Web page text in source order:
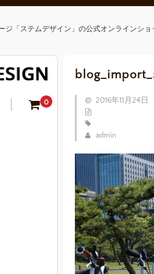
ジ「ステムデザイン」の公式オンラインシ
0 2016年11月24日
admin